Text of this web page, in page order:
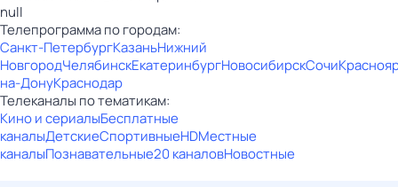
null
Телепрограмма по городам:
Санкт-ПетербургКазаньНижний
НовгородЧелябинскЕкатеринбургНовосибирскСочи
на-ДонуКраснодар
Телеканалы по тематикам:
Кино и сериалыБесплатные
каналыДетскиеСпортивныеHDМестные
каналыПознавательные20 каналовНовостные